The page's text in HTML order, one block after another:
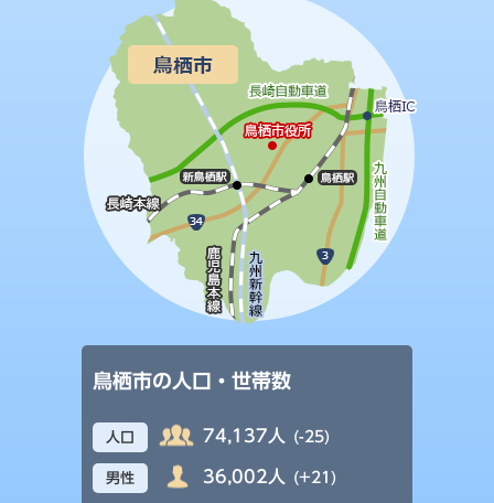
鳥栖市の人口・世帯数
人口 74,137人 (-25)
男性 36,002人 (+21)